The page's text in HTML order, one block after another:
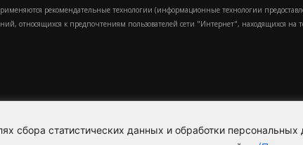
сбора статистических данных и обработки
рекомендательные технологии (информационные технологии
относящихся к предпочтениям пользователей сети "Интернет", находящихся на
агентство МедиаПоток Для